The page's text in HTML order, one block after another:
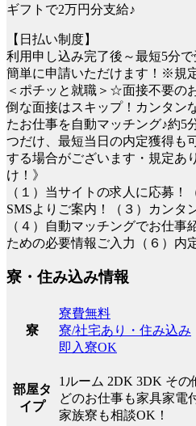
ギフトで2万円分支給♪
【日払い制度】
利用申し込み完了後～最短5分
簡単に申請いただけます！※規
＜ポチッと就職＞☆面接不要の
倒な面接はスキップ！カンタン
たお仕事を自動マッチング♪約5
つだけ、最短当日の内定獲得
する場合がございます・規定あ
け！》
（１）当サイトの求人に応募
SMSよりご案内！（３）カンタ
（４）自動マッチングでお仕
ための必要情報ご入力（６）内
寮・住み込み情報
寮
寮費無料
寮/社宅あり・住み込み
即入寮OK
部屋タ
イプ
1ルーム 2DK 3DK その
どのお仕事も家具家電
家族寮も相談OK！